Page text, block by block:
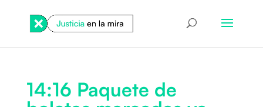
14:16 Paquete de